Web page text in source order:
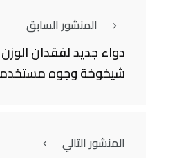
المنشور السابق
دواء جديد لفقدان
شيخوخة وجوه
المنشور التالي